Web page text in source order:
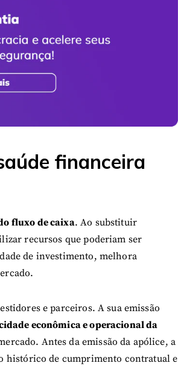
financeira
fluxo de caixa. Ao substituir
recursos que poderiam ser
de investimento, melhora
e parceiros. A sua emissão
econômica e operacional da
Antes da emissão da apólice, a
histórico de cumprimento contratual e